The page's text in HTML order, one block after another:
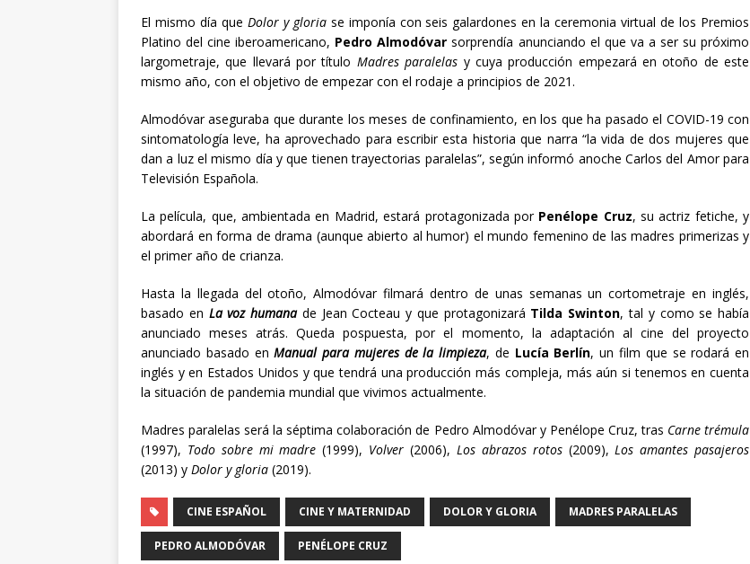
El mismo día que Dolor y gloriase imponía con seis galardones en la ceremonia virtual de los Premios
Platino del cine iberoamericano, Pedro Almodóvar sorprendía anunciando el que va a ser su próximo
largometraje, que llevará por título Madres paralelas y cuya producción empezará en otoño de este
mismo año, con el objetivo de empezar con el rodaje a principios de 2021.
Almodóvar aseguraba que durante los meses de confinamiento, en los que ha pasado el COVID-19 con
sintomatología leve, ha aprovechado para escribir esta historia que narra “la vida de dos mujeres que
dan a luz el mismo día y que tienen trayectorias paralelas”, según informó anoche Carlos del Amor para
Televisión Española.
La película, que, ambientada en Madrid, estará protagonizada por Penélope Cruz, su actriz fetiche, y
abordará en forma de drama (aunque abierto al humor) el mundo femenino de las madres primerizas y
el primer año de crianza.
Hasta la llegada del otoño, Almodóvar filmará dentro de unas semanas un cortometraje en inglés,
basado en La voz humanade Jean Cocteau y que protagonizará Tilda Swinton, tal y como se había
anunciado meses atrás. Queda pospuesta, por el momento, la adaptación al cine del proyecto
anunciado basado enManual para mujeres de la limpieza, de Lucía Berlín, un film que se rodará en
inglés y en Estados Unidos y que tendrá una producción más compleja, más aún si tenemos en cuenta
la situación de pandemia mundial que vivimos actualmente.
Madres paralelas será la séptima colaboración de Pedro Almodóvar y Penélope Cruz, tras Carne trémula
(1997), Todo sobre mi madre (1999), Volver (2006), Los abrazos rotos(2009),Los amantes pasajeros
(2013) y Dolor y gloria (2019).
CINE ESPAÑOL CINE Y MATERNIDAD DOLOR Y GLORIA MADRES PARALELAS
PEDRO ALMODÓVAR PENÉLOPE CRUZ